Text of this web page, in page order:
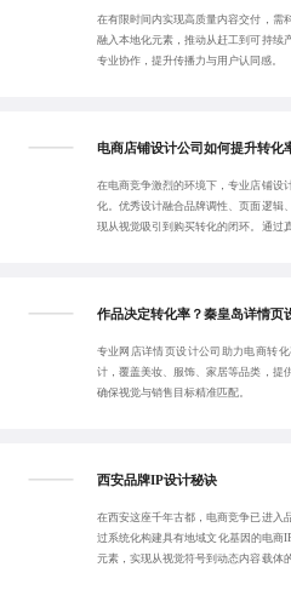
在有限时间内实现高质量内容交付，需
融入本地化元素，推动从赶工到可持续
专业协作，提升传播力与用户认同感。
电商店铺设计公司如何提升转化
在电商竞争激烈的环境下，专业店铺设
化。优秀设计融合品牌调性、页面逻辑
现从视觉吸引到购买转化的闭环。通过
作品决定转化率？秦皇岛详情页
专业网店详情页设计公司助力电商转
计，覆盖美妆、服饰、家居等品类，提
确保视觉与销售目标精准匹配。
西安品牌IP设计秘诀
在西安这座千年古都，电商竞争已进入
过系统化构建具有地域文化基因的电商
元素，实现从视觉符号到动态内容载体